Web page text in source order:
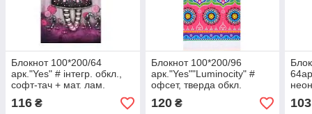
Блокнот 100*200/64
арк."Yes" # інтегр. обкл.,
софт-тач + мат. лам.
Santoro Candy, 151547, шт
116 ₴
Блокнот 100*200/96
арк."Yes""Luminocity" #
офсет, тверда обкл.
неон+софт-тач лак.,
151355, шт
120₴ 103